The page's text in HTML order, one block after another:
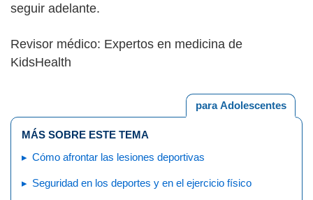
seguir adelante.
Revisor médico: Expertos en medicina de
KidsHealth
para Adolescentes
MÁS SOBRE ESTE TEMA
Cómo afrontar las lesiones deportivas
Seguridad en los deportes y en el ejercicio físico